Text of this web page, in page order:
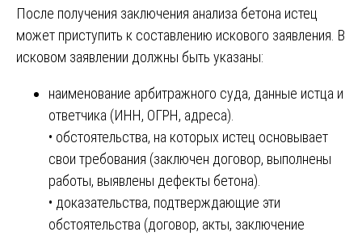
После получения заключения анализа бетона истец
может приступить к составлению искового заявления. В
исковом заявлении должны быть указаны:
наименование арбитражного суда, данные истца и
ответчика (ИНН, ОГРН, адреса).
• обстоятельства, на которых истец основывает
свои требования (заключен договор, выполнены
работы, выявлены дефекты бетона).
• доказательства, подтверждающие эти
обстоятельства (договор, акты, заключение